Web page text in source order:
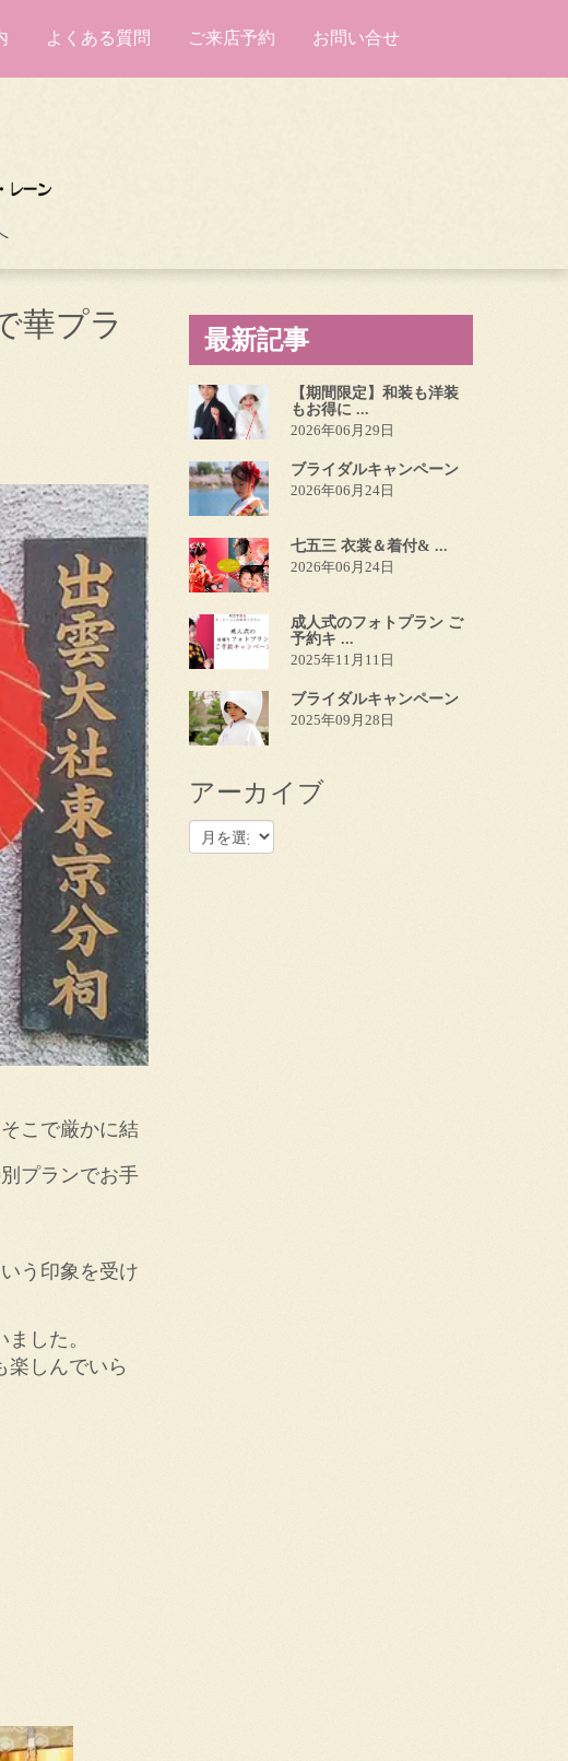
よくある質問 ご来店予約 お問い合せ
華プラ
こで厳かに結
プランでお手
う印象を受け
した。
楽しんでいら
最新記事
【期間限定】和装も洋装
もお得に ...
2026年06月29日
ブライダルキャンペーン
2026年06月24日
七五三 衣裳＆着付& ...
2026年06月24日
成人式のフォトプラン ご
予約キ ...
2025年11月11日
ブライダルキャンペーン
2025年09月28日
アーカイブ